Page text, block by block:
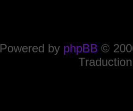
Powered by phpBB ©